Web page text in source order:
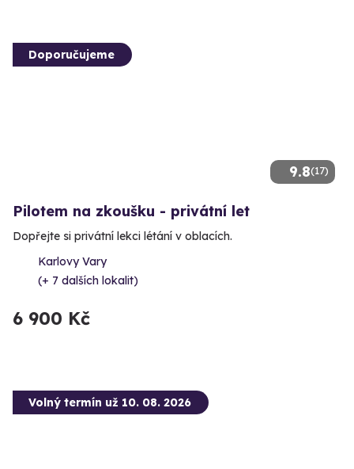
9.8(17)
Doporučujeme
Pilotem na zkoušku - privátní let
Dopřejte si privátní lekci létání v oblacích.
Karlovy Vary
(+ 7 dalších lokalit)
6 900 Kč
Volný termín už 10. 08. 2026